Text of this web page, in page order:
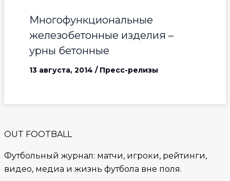
Многофункциональные
железобетонные изделия –
урны бетонные
13 августа, 2014 / Пресс-релизы
OUT FOOTBALL
Футбольный журнал: матчи, игроки, рейтинги,
видео, медиа и жизнь футбола вне поля.